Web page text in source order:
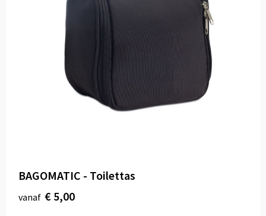
BAGOMATIC - Toilettas
vanaf € 5,00